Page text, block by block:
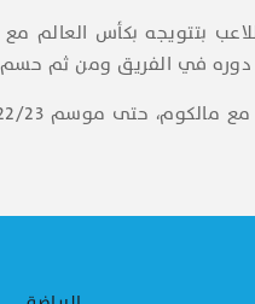
بتتويجه بكأس العالم
دوره في الفريق ومن ثم حسم